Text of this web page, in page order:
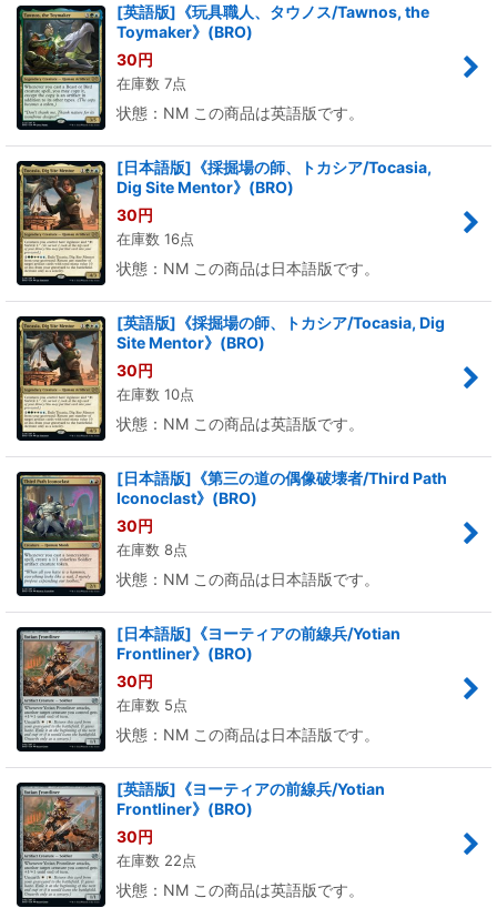
[英語版]《玩具職人、タウノス/Tawnos, the
Toymaker》(BRO)
30円
在庫数 7点
状態：NM この商品は英語版です。
[日本語版]《採掘場の師、トカシア/Tocasia,
Dig Site Mentor》(BRO)
30円
在庫数 16点
状態：NM この商品は日本語版です。
[英語版]《採掘場の師、トカシア/Tocasia, Dig
Site Mentor》(BRO)
30円
在庫数 10点
状態：NM この商品は英語版です。
[日本語版]《第三の道の偶像破壊者/Third Path
Iconoclast》(BRO)
30円
在庫数 8点
状態：NM この商品は日本語版です。
[日本語版]《ヨーティアの前線兵/Yotian
Frontliner》(BRO)
30円
在庫数 5点
状態：NM この商品は日本語版です。
[英語版]《ヨーティアの前線兵/Yotian
Frontliner》(BRO)
30円
在庫数 22点
状態：NM この商品は英語版です。